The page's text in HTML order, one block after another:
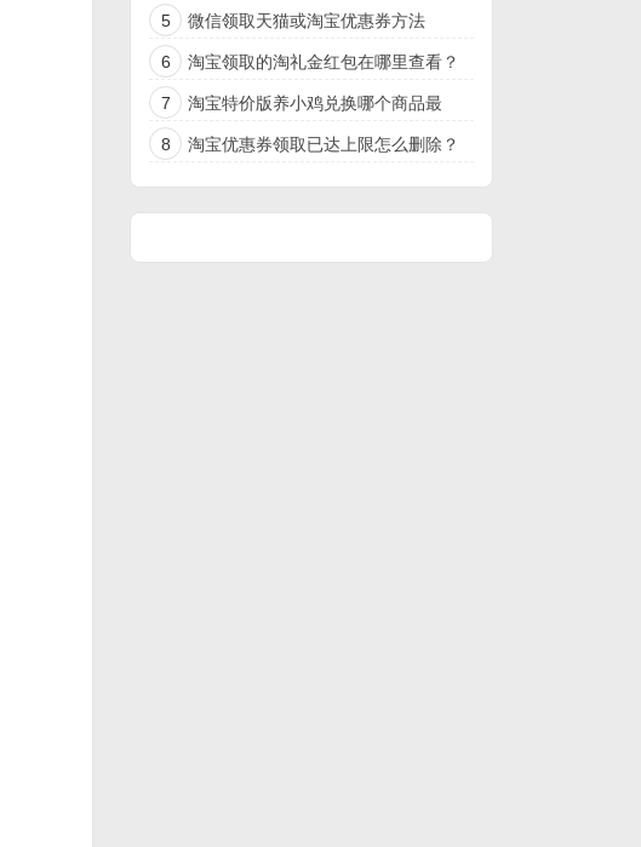
领现金了
5 微信领取天猫或淘宝优惠券方法
6 淘宝领取的淘礼金红包在哪里查看？
7
淘宝特价版养小鸡兑换哪个商品最
好？
8 淘宝优惠券领取已达上限怎么删除？